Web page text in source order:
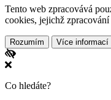
Tento web zpracovává
cookies, jejichž zpracování
Rozumím Více informací
Co hledáte?